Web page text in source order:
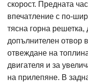
скорост. Предната
впечатление с по-
тясна горна
допълнителен отвор
отвеждане на
двигателя и за
на прилепяне. В